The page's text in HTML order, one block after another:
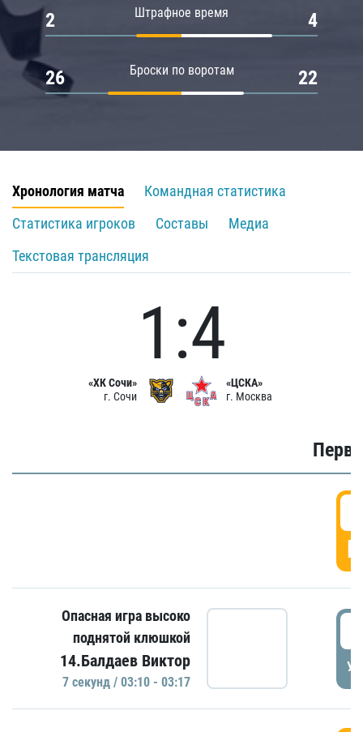
Штрафное время
2 4
Броски по воротам
26 22
Хронология матча
Командная статистика
Статистика игроков
Составы
Медиа
Текстовая трансляция
«ХК Сочи»
г. Сочи
1:4
«ЦСКА»
г. Москва
Опасная игра высоко
поднятой клюшкой
14.Балдаев Виктор
7 секунд / 03:10 - 03:17